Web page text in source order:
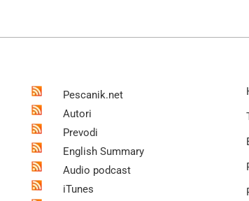
Pescanik.net
Autori
Prevodi
English Summary
Audio podcast
iTunes